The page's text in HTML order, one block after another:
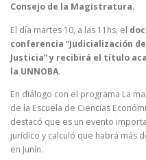
Consejo de la Magistratura.
El día martes 10, a las 11hs, el
conferencia “Judicialización
Justicia” y recibirá el título
la UNNOBA.
En diálogo con el programa La
de la Escuela de Ciencias
destacó que es un evento
jurídico y calculó que habrá más
en Junín.